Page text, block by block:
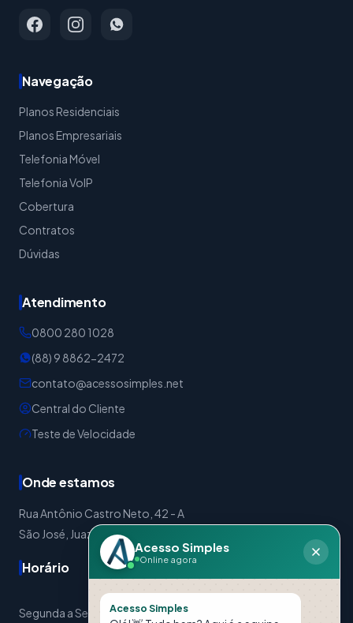
Navegação
Planos Residenciais
Planos Empresariais
Telefonia Móvel
Telefonia VoIP
Cobertura
Contratos
Dúvidas
Atendimento
0800 280 1028
(88) 9 8862-2472
contato@acessosimples.net
Central do Cliente
Teste de Velocidade
Onde estamos
Rua Antônio Castro Neto, 42 - A
São José, Juazeiro do Norte - CE | CEP: 63024-310
Horário
Segunda a Sexta: 08:00 às 17:30 Sábados: 08:00 às 12:00
Acesso Simples
Online agora
Acesso Simples